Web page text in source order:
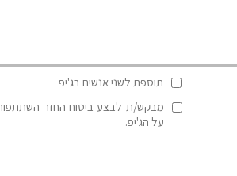
תוספת לשני אנשים בג'יפ
מבקש/ת לבצע ביטוח החזר
על הג'יפ.